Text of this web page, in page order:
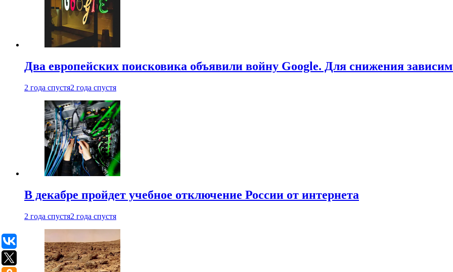
Два европейских поисковика объявили войну Google. Для снижения
2 года спустя2 года спустя
В декабре пройдет учебное отключение России от интернета
2 года спустя2 года спустя